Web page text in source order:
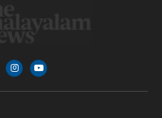
InstagramYouTube